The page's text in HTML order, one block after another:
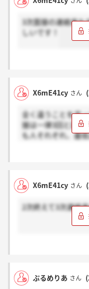
3次面接の連絡来
しいです！
X6mE41cy さん
全く違うことを言
接は一律3回と話さ
も人それぞれ、最
X6mE41cy さん
2次終えて3次連絡
ぷるめりあ さん